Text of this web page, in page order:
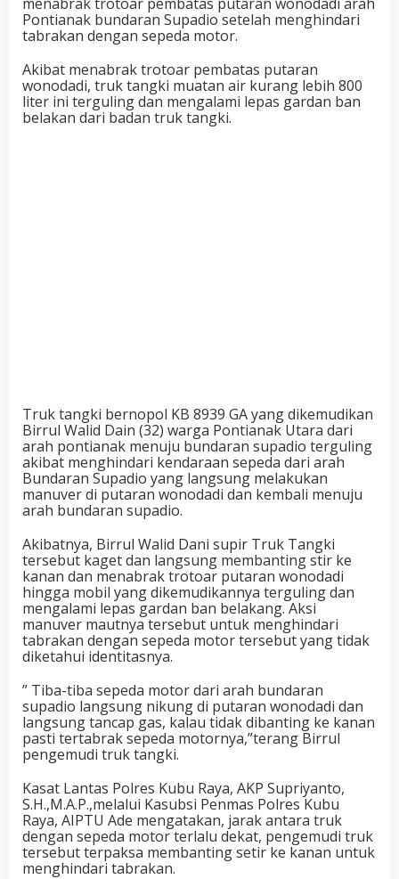
Pontianak bundaran Supadio setelah menghindari
tabrakan dengan sepeda motor.
Akibat menabrak trotoar pembatas putaran
wonodadi, truk tangki muatan air kurang lebih 800
liter ini terguling dan mengalami lepas gardan ban
belakan dari badan truk tangki.
Truk tangki bernopol KB 8939 GA yang dikemudikan
Birrul Walid Dain (32) warga Pontianak Utara dari
arah pontianak menuju bundaran supadio terguling
akibat menghindari kendaraan sepeda dari arah
Bundaran Supadio yang langsung melakukan
manuver di putaran wonodadi dan kembali menuju
arah bundaran supadio.
Akibatnya, Birrul Walid Dani supir Truk Tangki
tersebut kaget dan langsung membanting stir ke
kanan dan menabrak trotoar putaran wonodadi
hingga mobil yang dikemudikannya terguling dan
mengalami lepas gardan ban belakang. Aksi
manuver mautnya tersebut untuk menghindari
tabrakan dengan sepeda motor tersebut yang tidak
diketahui identitasnya.
” Tiba-tiba sepeda motor dari arah bundaran
supadio langsung nikung di putaran wonodadi dan
langsung tancap gas, kalau tidak dibanting ke kanan
pasti tertabrak sepeda motornya,”terang Birrul
pengemudi truk tangki.
Kasat Lantas Polres Kubu Raya, AKP Supriyanto,
S.H.,M.A.P.,melalui Kasubsi Penmas Polres Kubu
Raya, AIPTU Ade mengatakan, jarak antara truk
dengan sepeda motor terlalu dekat, pengemudi truk
tersebut terpaksa membanting setir ke kanan untuk
menghindari tabrakan.